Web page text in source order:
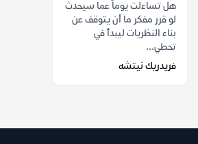
هل تساءلت يوماً عما سيحدث
لو قرر مفكر ما أن يتوقف عن
بناء النظريات ليبدأ في
تحطي...
فريدريك نيتشه